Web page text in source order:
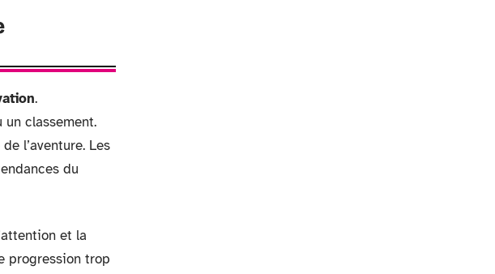
.
un classement.
l’aventure. Les
du
et la
progression trop